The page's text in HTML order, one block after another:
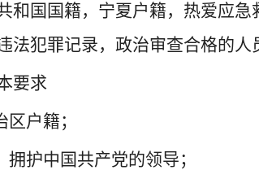
和国国籍，宁夏户籍，热爱应
法犯罪记录，政治审查合格的人
要求
户籍；
护中国共产党的领导；